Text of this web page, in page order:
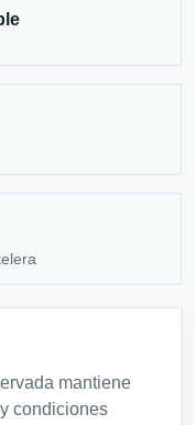
mantiene
condiciones